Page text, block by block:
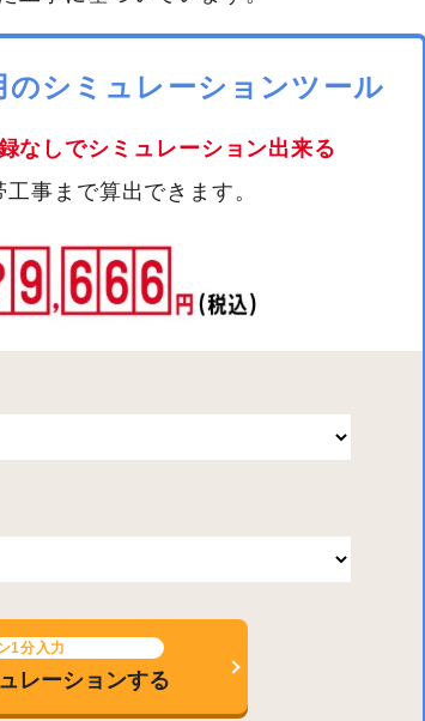
シミュレーションツール
なしでシミュレーション出来る
工事まで算出できます。
1分入力
レーションする